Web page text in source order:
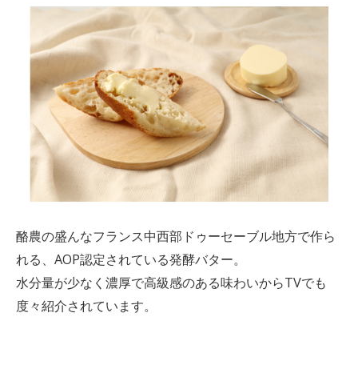
酪農の盛んなフランス中西部ドゥーセーブル地方で作ら
れる、AOP認定されている発酵バター。
水分量が少なく濃厚で高級感のある味わいからTVでも
度々紹介されています。